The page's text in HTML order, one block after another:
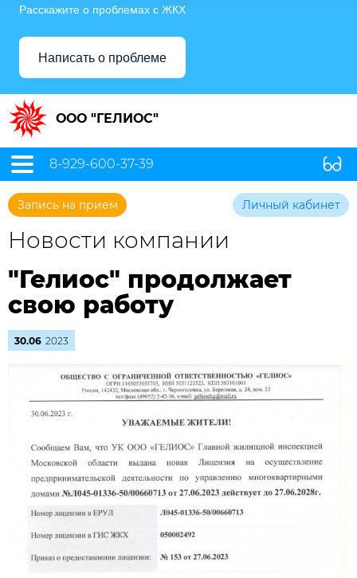
Расскажите о проблемах с ЖКХ
Написать о проблеме
ООО "ГЕЛИОС"
8-929-600-37-39
Запись на прием Личный кабинет
Новости компании
"Гелиос" продолжает
свою работу
30.06 2023